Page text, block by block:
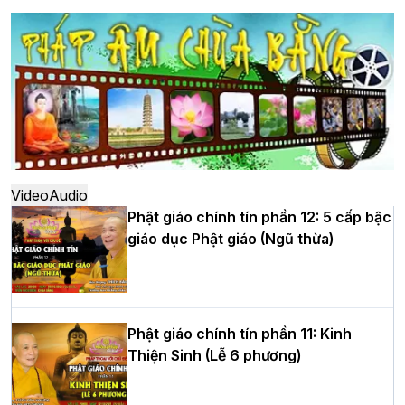
dựng Trung tâm văn hóa Phật giáo Thủ
đô
Hà Nội: Ngày tu học cuối cùng khép lại
khóa sinh hoạt Phật pháp mùa hè lần
thứ XIV tại chùa Bằng
Học yêu thương trong ngày tu tập thứ
tư của Khóa sinh hoạt Phật pháp mùa
hè tại chùa Bằng
HT.Thích Thọ Lạc được suy cử làm tân
Trưởng BTS GHPGVN tỉnh Nghệ An
VideoAudio
Phật giáo chính tín phần 12: 5 cấp bậc
giáo dục Phật giáo (Ngũ thừa)
Phật giáo chính tín phần 11: Kinh
Thiện Sinh (Lễ 6 phương)